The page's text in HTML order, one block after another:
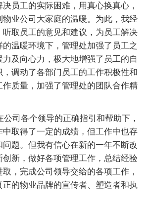
员工的实际困难，用真心换真心，
物业公司大家庭的温暖。为此，我经
听取员工的意见和建议，为员工解决
的温暖环境下，管理处加强了员工之
及向心力，极大地增强了员工的自
调动了各部门员工的工作积极性和
作质量，加强了管理处的团队合作精
公司各个领导的正确指引和帮助下，
中取得了一定的成绩，但工作中也存
题。但我有信心在新的一年不断改
新，做好各项管理工作，总结经验
，完成公司领导交给的各项工作，
的物业品牌的宣传者、塑造者和执